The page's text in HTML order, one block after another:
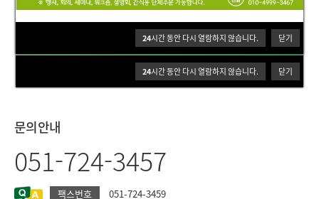
24시간 동안 다시 열람하지 않습니다. 닫기
24시간 동안 다시 열람하지 않습니다. 닫기
자산형지원사업
더보기
후원안내
더보기
문의안내
051-724-3457
팩스번호 051-724-3459